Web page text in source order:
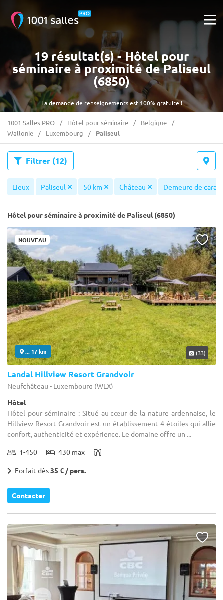
La demande de renseignements est 100% gratuite !
19 résultat(s) - Hôtel pour
séminaire à proximité de Paliseul
(6850)
1001 Salles PRO Hôtel pour séminaire
Belgique
Wallonie
Luxembourg Paliseul
Filtrer (12)
Lieux Paliseul 50 km Château Demeure de
Hôtel pour séminaire à proximité de Paliseul (6850)
NOUVEAU
... 17 km (33)
Landal Hillview Resort Grandvoir
Neufchâteau - Luxembourg (WLX)
Hôtel
Hôtel pour séminaire : Situé au cœur de la nature ardennaise, le
Hillview Resort Grandvoir est un établissement 4 étoiles qui allie
confort, authenticité et expérience. Le domaine offre un ...
1-450 430 max
Forfait dès35 € / pers.
Contacter